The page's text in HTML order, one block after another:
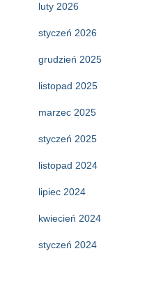
luty 2026
styczeń 2026
grudzień 2025
listopad 2025
marzec 2025
styczeń 2025
listopad 2024
lipiec 2024
kwiecień 2024
styczeń 2024